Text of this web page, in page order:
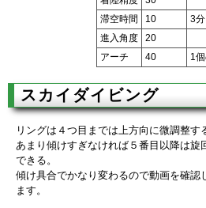
滞空時間
10
3
進入角度
20
アーチ
40 1
スカイダイビング
リングは４つ目までは上方向に微調整す
あまり傾けすぎなければ５番目以降は旋
できる。
傾け具合でかなり変わるので動画を確認
ます。